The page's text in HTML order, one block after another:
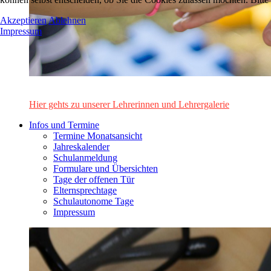
Hier gehts zu unserer Lehrerinnen und Lehrergalerie
Infos und Termine
Termine Monatsansicht
Jahreskalender
Schulanmeldung
Formulare und Übersichten
Tage der offenen Tür
Elternsprechtage
Schulautonome Tage
Impressum
AkzeptierenAblehnen
Impressum